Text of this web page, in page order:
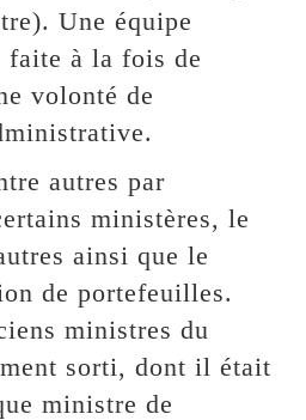
Une équipe
faite à la fois de
volonté de
autres par
ministères, le
ainsi que le
de portefeuilles.
ministres du
sorti, dont il était
ministre de